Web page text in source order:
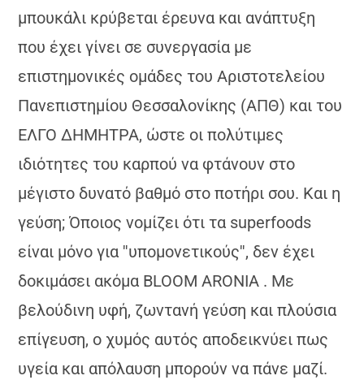
μπουκάλι κρύβεται έρευνα και ανάπτυξη
που έχει γίνει σε συνεργασία με
επιστημονικές ομάδες του Αριστοτελείου
Πανεπιστημίου Θεσσαλονίκης (ΑΠΘ) και του
ΕΛΓΟ ΔΗΜΗΤΡΑ, ώστε οι πολύτιμες
ιδιότητες του καρπού να φτάνουν στο
μέγιστο δυνατό βαθμό στο ποτήρι σου. Και η
γεύση; Όποιος νομίζει ότι τα superfoods
είναι μόνο για ''υπομονετικούς'', δεν έχει
δοκιμάσει ακόμα BLOOM ARONIA . Με
βελούδινη υφή, ζωντανή γεύση και πλούσια
επίγευση, ο χυμός αυτός αποδεικνύει πως
υγεία και απόλαυση μπορούν να πάνε μαζί.